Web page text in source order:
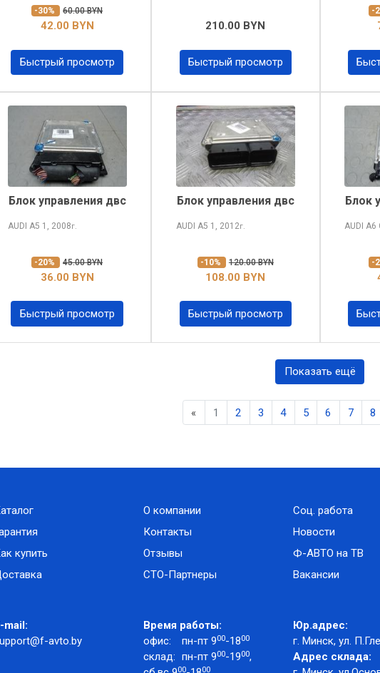
-30% 60.00 BYN
42.00 BYN
Быстрый просмотр
210.00 BYN
Быстрый просмотр
-
Блок управления двс
AUDI A5 1, 2008г.
-20% 45.00 BYN
36.00 BYN
Быстрый просмотр
Блок управления двс
AUDI A5 1, 2012г.
-10% 120.00 BYN
108.00 BYN
Быстрый просмотр
Блок
AUDI A6
-
Показать ещё
« Previous
1 2 3 4 5 6 7 8
купить
О компании
Контакты
Отзывы
СТО-Партнеры
Соц. работа
Новости
Ф-АВТО на ТВ
Вакансии
mail:
avto.by
Время работы:
офис:
пн-пт 900-1800
склад: пн-пт 900-1900,
00 00
Юр.адрес:
г. Минск, ул.
Адрес склада: